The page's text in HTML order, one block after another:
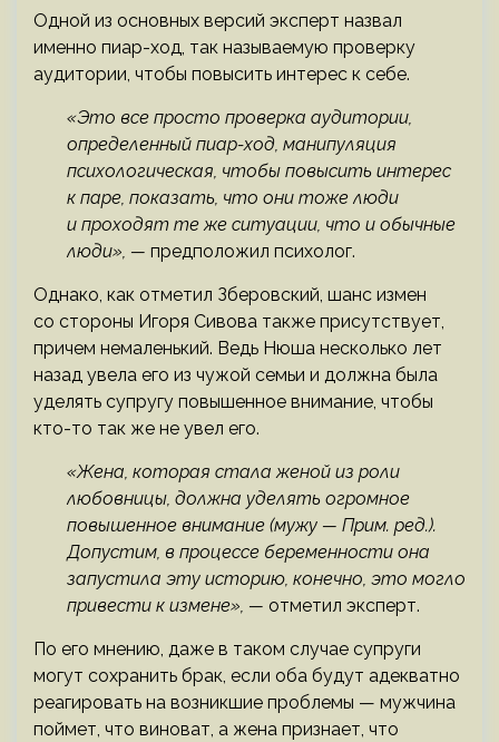
Одной из основных версий эксперт назвал
именно пиар-ход, так называемую проверку
аудитории, чтобы повысить интерес к себе.
«Это все просто проверка аудитории,
определенный пиар-ход, манипуляция
психологическая, чтобы повысить интерес
к паре, показать, что они тоже люди
и проходят те же ситуации, что и обычные
люди», — предположил психолог.
Однако, как отметил Зберовский, шанс измен
со стороны Игоря Сивова также присутствует,
причем немаленький. Ведь Нюша несколько лет
назад увела его из чужой семьи и должна была
уделять супругу повышенное внимание, чтобы
кто-то так же не увел его.
«Жена, которая стала женой из роли
любовницы, должна уделять огромное
повышенное внимание (мужу — Прим. ред.).
Допустим, в процессе беременности она
запустила эту историю, конечно, это могло
привести к измене», — отметил эксперт.
По его мнению, даже в таком случае супруги
могут сохранить брак, если оба будут адекватно
реагировать на возникшие проблемы — мужчина
поймет, что виноват, а жена признает, что